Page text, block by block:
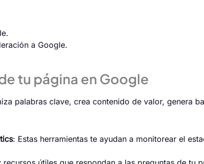
a Google.
tu página en Google
palabras clave, crea contenido de valor, genera
: Estas herramientas te ayudan a monitorear el